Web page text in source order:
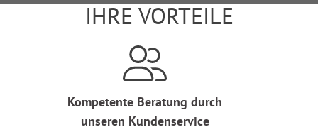
IHRE VORTEILE
Kompetente Beratung durch
unseren Kundenservice